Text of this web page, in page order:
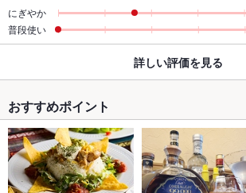
にぎやか
普段使い
詳しい評価を見る
おすすめポイント